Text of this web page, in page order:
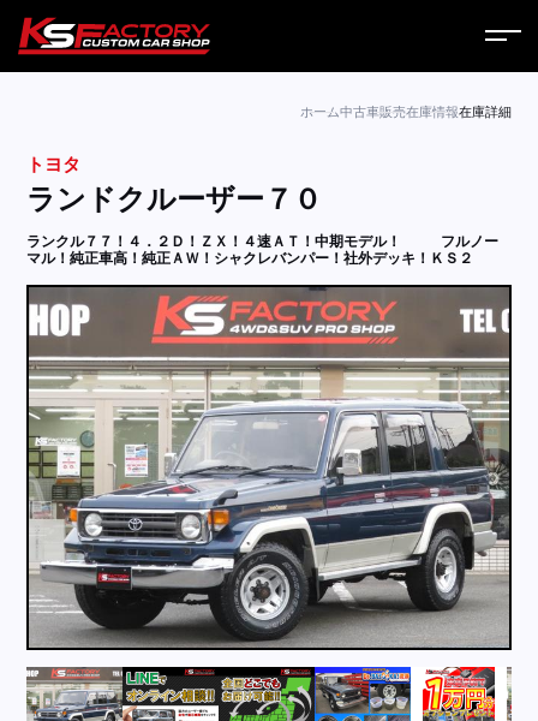
サービス
コラム
ニュース
営業日
お問い合わせ
採用情報
店舗問い合わせ
ホーム中古車販売在庫情報在庫詳細
トヨタ
ランドクルーザー７０
ランクル７７！４．２Ｄ！ＺＸ！４速ＡＴ！中期モデル！
フルノー
マル！純正車高！純正ＡＷ！シャクレバンパー！社外デッキ！ＫＳ２